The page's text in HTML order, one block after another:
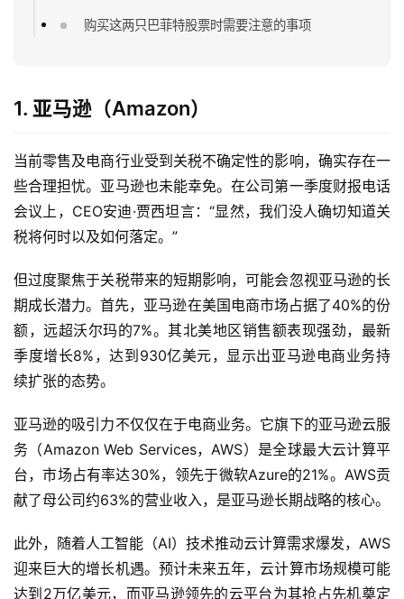
购买这两只巴菲特股票时需要注意的事项
1. 亚马逊（Amazon）
当前零售及电商行业受到关税不确定性的影响，确实存在一
些合理担忧。亚马逊也未能幸免。在公司第一季度财报电话
会议上，CEO安迪·贾西坦言：“显然，我们没人确切知道关
税将何时以及如何落定。”
但过度聚焦于关税带来的短期影响，可能会忽视亚马逊的长
期成长潜力。首先，亚马逊在美国电商市场占据了40%的份
额，远超沃尔玛的7%。其北美地区销售额表现强劲，最新
季度增长8%，达到930亿美元，显示出亚马逊电商业务持
续扩张的态势。
亚马逊的吸引力不仅仅在于电商业务。它旗下的亚马逊云服
务（Amazon Web Services，AWS）是全球最大云计算平
台，市场占有率达30%，领先于微软Azure的21%。AWS贡
献了母公司约63%的营业收入，是亚马逊长期战略的核心。
此外，随着人工智能（AI）技术推动云计算需求爆发，AWS
迎来巨大的增长机遇。预计未来五年，云计算市场规模可能
达到2万亿美元，而亚马逊领先的云平台为其抢占先机奠定